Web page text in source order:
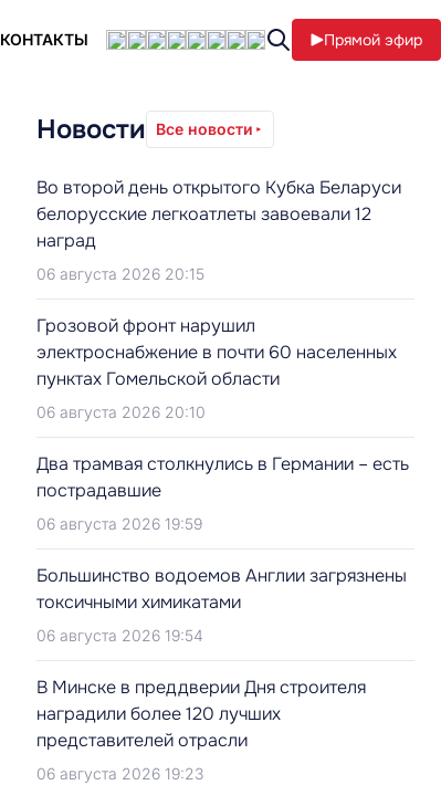
КОНТАКТЫ Прямой эфир
Новости Все новости
Во второй день открытого Кубка Беларуси
белорусские легкоатлеты завоевали 12
наград
06 августа 2026 20:15
Грозовой фронт нарушил
электроснабжение в почти 60 населенных
пунктах Гомельской области
06 августа 2026 20:10
Два трамвая столкнулись в Германии – есть
пострадавшие
06 августа 2026 19:59
Большинство водоемов Англии загрязнены
токсичными химикатами
06 августа 2026 19:54
В Минске в преддверии Дня строителя
наградили более 120 лучших
представителей отрасли
06 августа 2026 19:23